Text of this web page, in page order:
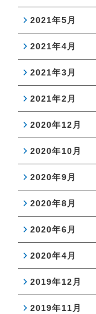
2021年5月
2021年4月
2021年3月
2021年2月
2020年12月
2020年10月
2020年9月
2020年8月
2020年6月
2020年4月
2019年12月
2019年11月